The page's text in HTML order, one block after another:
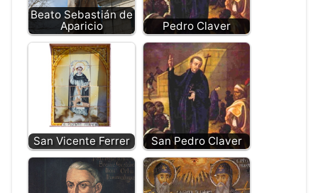
Beato Sebastián de
Aparicio
Pedro Claver
San Vicente Ferrer San Pedro Claver